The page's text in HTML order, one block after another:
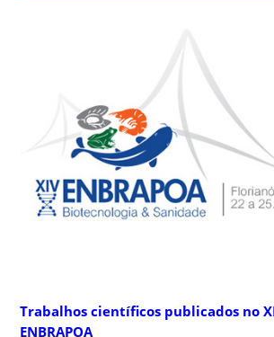
Trabalhos científicos publicados no
ENBRAPOA